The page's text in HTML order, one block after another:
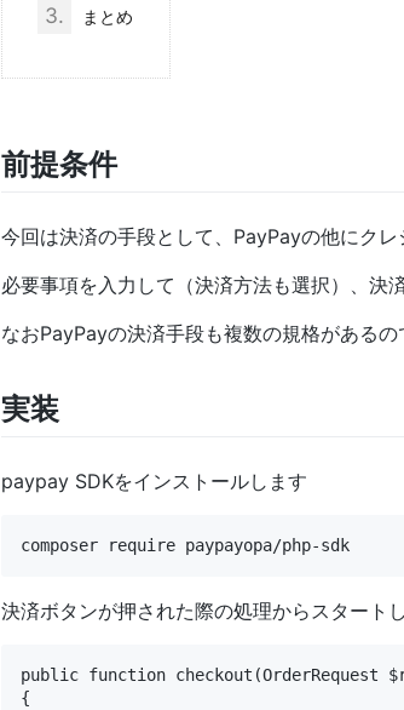
3. まとめ
前提条件
今回は決済の手段として、PayPayの他にクレ
必要事項を入力して（決済方法も選択）、決
なおPayPayの決済手段も複数の規格がある
実装
paypay SDKをインストールします
composer require paypayopa/php-sdk
決済ボタンが押された際の処理からスタート
public function checkout(OrderRequest
{